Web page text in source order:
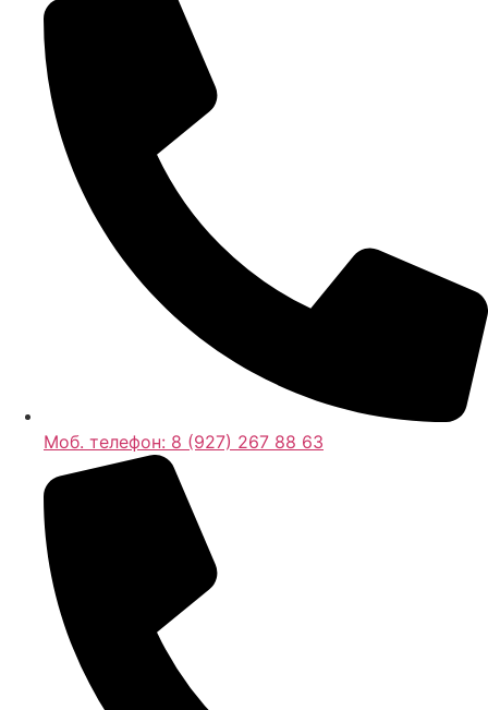
Моб. телефон: 8 (927) 267 88 63